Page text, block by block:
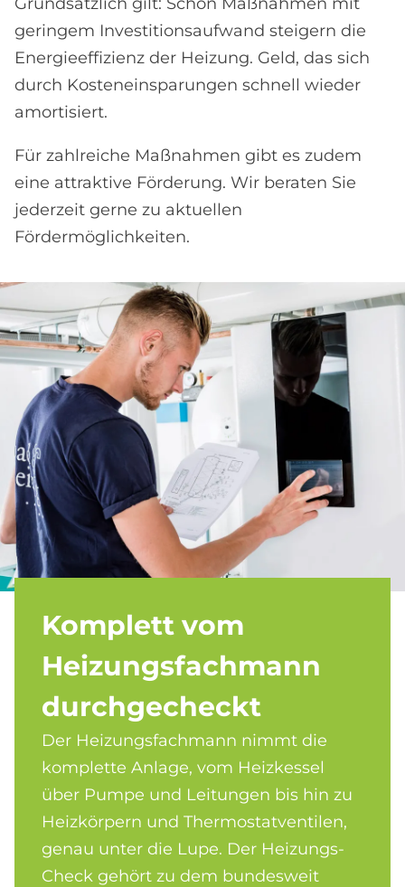
geringem Investitionsaufwand steigern die
Energieeffizienz der Heizung. Geld, das sich
durch Kosteneinsparungen schnell wieder
amortisiert.
Für zahlreiche Maßnahmen gibt es zudem
eine attraktive Förderung. Wir beraten Sie
jederzeit gerne zu aktuellen
Fördermöglichkeiten.
Kom­ple­tt vom
Hei­zungs­fach­mann
durch­ge­checkt
Der Heizungsfachmann nimmt die
komplette Anlage, vom Heizkessel
über Pumpe und Leitungen bis hin zu
Heizkörpern und Thermostatventilen,
genau unter die Lupe. Der Heizungs-
Check gehört zu dem bundesweit